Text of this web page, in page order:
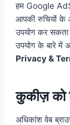
हम Google
आपकी रुचियों के
उपयोग कर सकता
उपयोग के बारे में
Privacy &
कुकीज़ को
अधिकांश वेब